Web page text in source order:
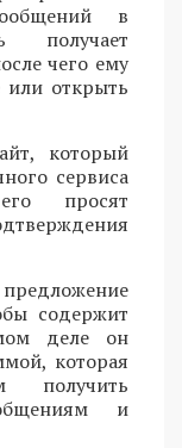
в
получает
чего ему
или открыть
который
сервиса
просят
содержит
деле он
которая
получить
и